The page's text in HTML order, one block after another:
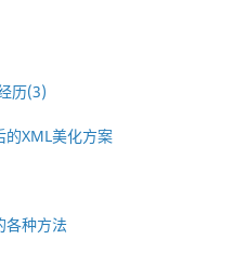
历(3)
的XML美化方案
各种方法